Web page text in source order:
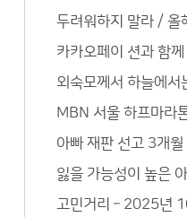
두려워하지 말라 /
카카오페이 션과 함
외숙모께서 하늘에
MBN 서울 하프마라
아빠 재판 선고 3개
잃을 가능성이 높은
고민거리 – 2025년